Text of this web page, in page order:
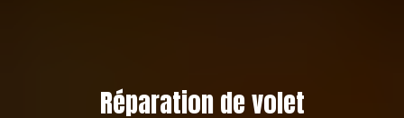
Réparation de volet